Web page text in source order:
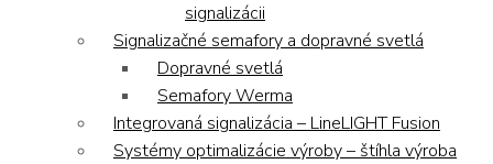
signalizácii
Signalizačné semafory a dopravné svetlá
Dopravné svetlá
Semafory Werma
Integrovaná signalizácia – LineLIGHT Fusion
Systémy optimalizácie výroby – štíhla výroba